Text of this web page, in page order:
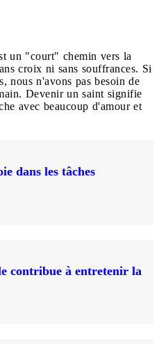
un "court" chemin vers la
croix ni sans souffrances. Si
nous n'avons pas besoin de
Devenir un saint signifie
avec beaucoup d'amour et
dans les tâches
contribue à entretenir la